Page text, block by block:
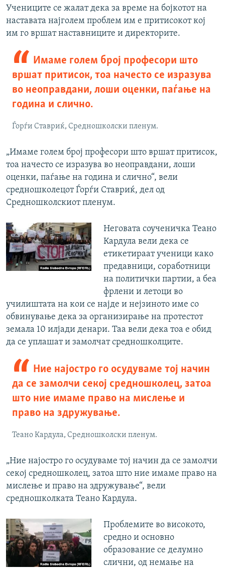
Учениците се жалат дека за време на бојкотот на
наставата најголем проблем им е притисокот кој
им го вршат наставниците и директорите.
Имаме голем број професори што
вршат притисок, тоа начесто се изразува
во неоправдани, лоши оценки, паѓање на
година и слично.
Ѓорѓи Ставриќ, Средношколски пленум.
„Имаме голем број професори што вршат притисок,
тоа начесто се изразува во неоправдани, лоши
оценки, паѓање на година и слично“, вели
средношколецот Ѓорѓи Ставриќ, дел од
Средношколскиот пленум.
Неговата соученичка Теано
Кардула вели дека се
етикетираат ученици како
предавници, соработници
на политички партии, а беа
фрлени и летоци во
училиштата на кои се најде и нејзиното име со
обвинување дека за организирање на протестот
земала 10 илјади денари. Таа вели дека тоа е обид
да се уплашат и замолчат средношколците.
Ние најостро го осудуваме тој начин
да се замолчи секој средношколец, затоа
што ние имаме право на мислење и
право на здружување.
Теано Кардула, Средношколски пленум.
„Ние најостро го осудуваме тој начин да се замолчи
секој средношколец, затоа што ние имаме право на
мислење и право на здружување“, вели
средношколката Теано Кардула.
Проблемите во високото,
средно и основно
образование се делумно
слични, од немање на